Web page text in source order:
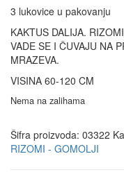
3 lukovice u pakovanju
KAKTUS DALIJA.
VADE SE I ČUVAJU NA
MRAZEVA.
VISINA 60-120 CM
Nema na zalihama
Šifra proizvoda: 03322
RIZOMI - GOMOLJI